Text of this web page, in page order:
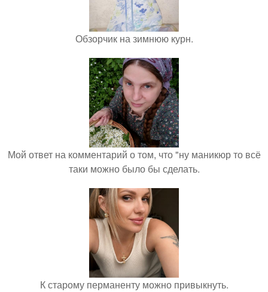
Обзорчик на зимнюю курн.
Мой ответ на комментарий о том, что "ну маникюр то всё
таки можно было бы сделать.
К старому перманенту можно привыкнуть.